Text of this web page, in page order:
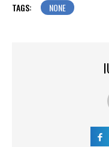
TAGS: NONE